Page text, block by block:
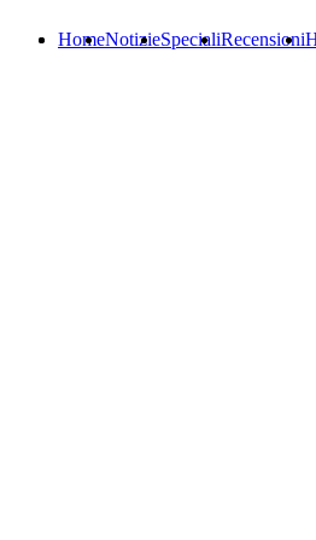
HomeNotizieSpecialiRecensioni